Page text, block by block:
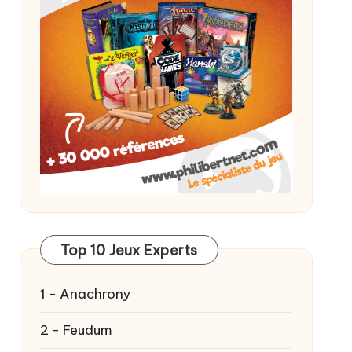
Top 10 Jeux Experts
1 - Anachrony
2 - Feudum